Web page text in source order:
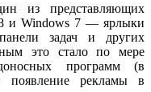
из представляющих
и Windows 7 — ярлыки
задач и других
это стало по мере
программ (в
появление рекламы в